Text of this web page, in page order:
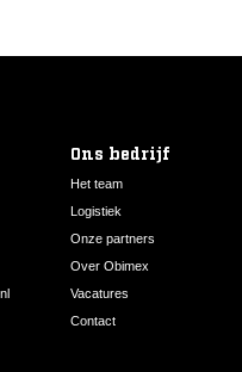
Ons bedrijf
Het team
Logistiek
Onze partners
Over Obimex
Vacatures
Contact